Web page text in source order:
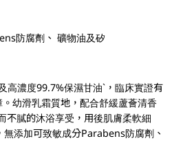
防腐劑、 礦物油及矽
高濃度99.7%保濕甘油`，臨床實證有
幼滑乳霜質地，配合舒緩蘆薈清香
不膩的沐浴享受，用後肌膚柔軟細
添加可致敏成分Parabens防腐劑、